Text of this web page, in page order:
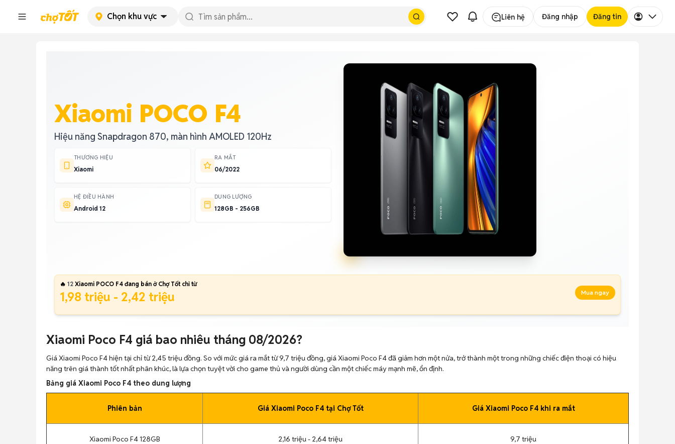
Chọn khu vực Liên hệ Đăng nhập Đăng tin
Xiaomi POCO F4
Hiệu năng Snapdragon 870, màn hình AMOLED 120Hz
THƯƠNG HIỆU
Xiaomi
RA MẮT
06/2022
HỆ ĐIỀU HÀNH
Android 12
DUNG LƯỢNG
128GB - 256GB
🔥 12 Xiaomi POCO F4 đang bán ở Chợ Tốt chỉ từ
1,98 triệu - 2,42 triệu Mua ngay
Xiaomi Poco F4 giá bao nhiêu tháng 08/2026?
Giá Xiaomi Poco F4 hiện tại chỉ từ 2,45 triệu đồng. So với mức giá ra mắt từ 9,7 triệu đồng, giá Xiaomi Poco F4 đã giảm hơn một nửa, trở thành một trong những chiếc điện thoại có hiệu
năng trên giá thành tốt nhất phân khúc, là lựa chọn tuyệt vời cho game thủ và người dùng cần một chiếc máy mạnh mẽ, ổn định.
Bảng giá Xiaomi Poco F4 theo dung lượng
Phiên bản Giá Xiaomi Poco F4 tại Chợ Tốt Giá Xiaomi Poco F4 khi ra mắt
Xiaomi Poco F4 128GB 2,16 triệu - 2,64 triệu 9,7 triệu